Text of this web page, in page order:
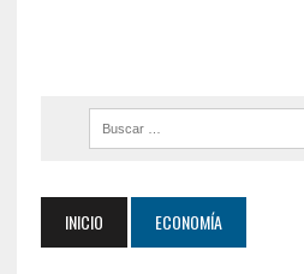
INICIO ECONOMÍA